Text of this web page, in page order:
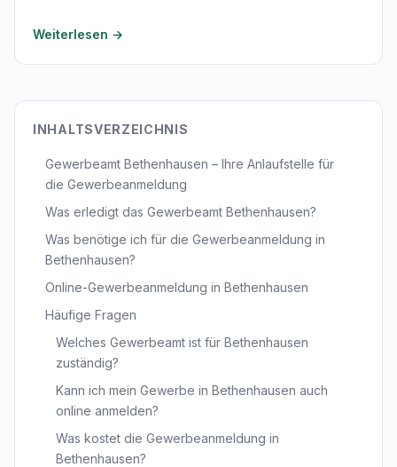
Weiterlesen →
INHALTSVERZEICHNIS
Gewerbeamt Bethenhausen – Ihre Anlaufstelle für
die Gewerbeanmeldung
Was erledigt das Gewerbeamt Bethenhausen?
Was benötige ich für die Gewerbeanmeldung in
Bethenhausen?
Online-Gewerbeanmeldung in Bethenhausen
Häufige Fragen
Welches Gewerbeamt ist für Bethenhausen
zuständig?
Kann ich mein Gewerbe in Bethenhausen auch
online anmelden?
Was kostet die Gewerbeanmeldung in
Bethenhausen?